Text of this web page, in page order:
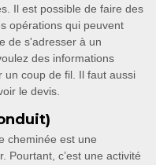
Il est possible de faire des
opérations qui peuvent
de s'adresser à un
des informations
un coup de fil. Il faut aussi
le devis.
cheminée est une
Pourtant, c’est une activité